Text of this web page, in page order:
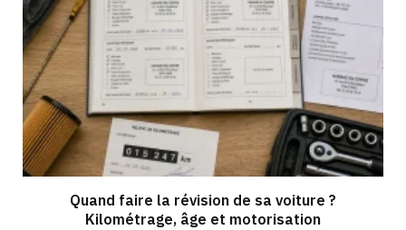
Quand faire la révision de sa voiture ?
Kilométrage, âge et motorisation